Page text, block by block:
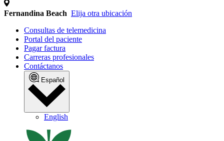
Fernandina Beach Elija otra ubicación
Consultas de telemedicina
Portal del paciente
Pagar factura
Carreras profesionales
Contáctanos
Español
English